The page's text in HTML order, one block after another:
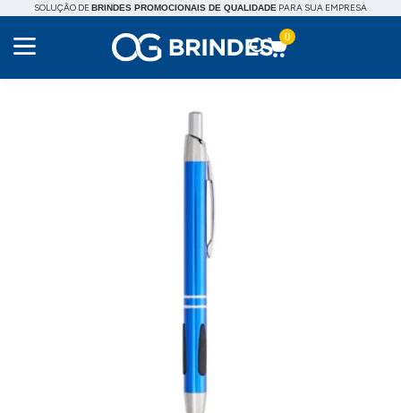
SOLUÇÃO DEBRINDES PROMOCIONAIS DE QUALIDADE PARA SUA EMPRESA
0